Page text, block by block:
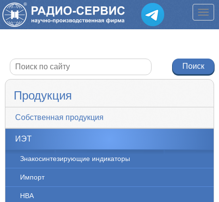
Продукция
Собственная продукция
ИЭТ
Знакосинтезирующие индикаторы
Импорт
НВА